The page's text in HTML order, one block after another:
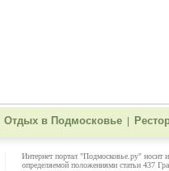
Отдых в Подмосковье
Интернет портал "Подмосковье.ру" носит
определяемой положениями статьи 437